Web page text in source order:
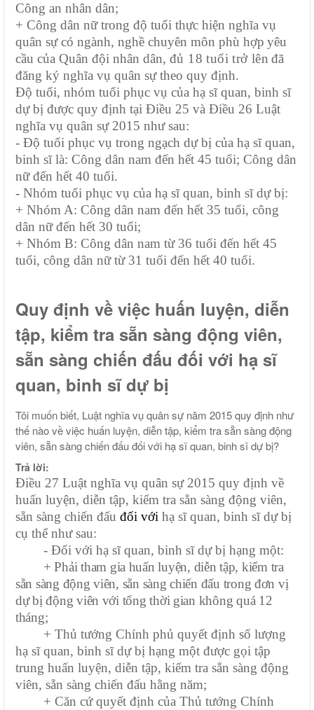
Công an nhân dân;
+ Công dân nữtrong độ tuổi thực hiện nghĩa vụ
quân sự có ngành, nghề chuyên môn phù hợp yêu
cầu của Quân đội nhân dân, đủ 18 tuổi trở lên đã
đăng ký nghĩa vụ quân sự theo quy định.
Độ tuổi, nhóm tuổi phục vụ của hạ sĩ quan, binh sĩ
dự bị được quy định tại Điều 25 và Điều 26 Luật
nghĩa vụ quân sự 2015 như sau:
- Độ tuổi phục vụ trong ngạch dự bị của hạ sĩ quan,
binh sĩ là: Công dân nam đến hết 45 tuổi; Công dân
nữ đến hết 40 tuổi.
- Nhóm tuổi phục vụ của hạ sĩ quan, binh sĩ dự bị:
+ Nhóm A: Công dân nam đến hết 35 tuổi, công
dân nữ đến hết 30 tuổi;
+ Nhóm B: Công dân nam từ 36 tuổi đến hết 45
tuổi, công dân nữ từ 31 tuổi đến hết 40 tuổi.
Quy định về việc huấn luyện, diễn
tập, kiểm tra sẵn sàng động viên,
sẵn sàng chiến đấu đối với hạ sĩ
quan, binh sĩ dự bị
Tôi muốn biết, Luật nghĩa vụ quân sự năm 2015 quy định như
thế nào về việc huấn luyện, diễn tập, kiểm tra sẵn sàng động
viên, sẵn sàng chiến đấu đối với hạ sĩ quan, binh sĩ dự bị?
Trả lời:
Điều 27 Luật nghĩa vụ quân sự 2015 quy định về
huấn luyện, diễn tập, kiểm tra sẵn sàng động viên,
sẵn sàng chiến đấu đối với hạ sĩ quan, binh sĩ dự bị
cụ thể như sau:
- Đối với hạ sĩ quan, binh sĩ dự bị hạng một:
+ Phải tham gia huấn luyện, diễn tập, kiểm tra
sẵn sàng động viên, sẵn sàng chiến đấu trong đơn vị
dự bị động viên với tổng thời gian không quá 12
tháng;
+ Thủ tướng Chính phủ quyết định số lượng
hạ sĩ quan, binh sĩ dự bị hạng một được gọi tập
trung huấn luyện, diễn tập, kiểm tra sẵn sàng động
viên, sẵn sàng chiến đấu hằng năm;
+ Căn cứ quyết định của Thủ tướng Chính